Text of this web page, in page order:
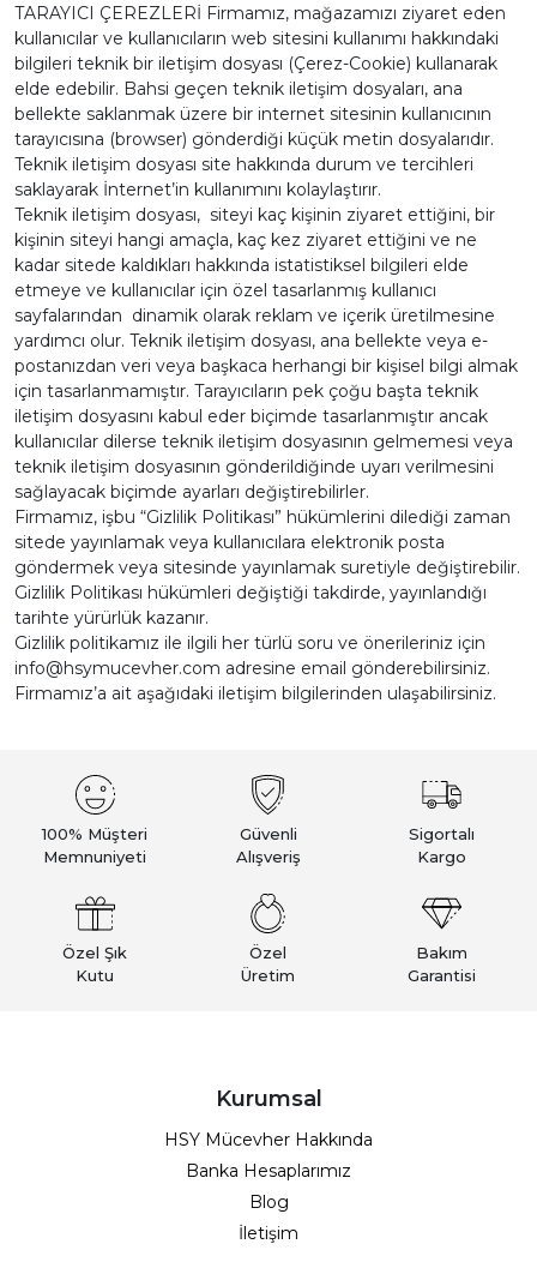
TARAYICI ÇEREZLERİ Firmamız, mağazamızı ziyaret eden
kullanıcılar ve kullanıcıların web sitesini kullanımı hakkındaki
bilgileri teknik bir iletişim dosyası (Çerez-Cookie) kullanarak
elde edebilir. Bahsi geçen teknik iletişim dosyaları, ana
bellekte saklanmak üzere bir internet sitesinin kullanıcının
tarayıcısına (browser) gönderdiği küçük metin dosyalarıdır.
Teknik iletişim dosyası site hakkında durum ve tercihleri
saklayarak İnternet’in kullanımını kolaylaştırır.
Teknik iletişim dosyası, siteyi kaç kişinin ziyaret ettiğini, bir
kişinin siteyi hangi amaçla, kaç kez ziyaret ettiğini ve ne
kadar sitede kaldıkları hakkında istatistiksel bilgileri elde
etmeye ve kullanıcılar için özel tasarlanmış kullanıcı
sayfalarından dinamik olarak reklam ve içerik üretilmesine
yardımcı olur. Teknik iletişim dosyası, ana bellekte veya e-
postanızdan veri veya başkaca herhangi bir kişisel bilgi almak
için tasarlanmamıştır. Tarayıcıların pek çoğu başta teknik
iletişim dosyasını kabul eder biçimde tasarlanmıştır ancak
kullanıcılar dilerse teknik iletişim dosyasının gelmemesi veya
teknik iletişim dosyasının gönderildiğinde uyarı verilmesini
sağlayacak biçimde ayarları değiştirebilirler.
Firmamız, işbu “Gizlilik Politikası” hükümlerini dilediği zaman
sitede yayınlamak veya kullanıcılara elektronik posta
göndermek veya sitesinde yayınlamak suretiyle değiştirebilir.
Gizlilik Politikası hükümleri değiştiği takdirde, yayınlandığı
tarihte yürürlük kazanır.
Gizlilik politikamız ile ilgili her türlü soru ve önerileriniz için
info@hsymucevher.com adresine email gönderebilirsiniz.
Firmamız’a ait aşağıdaki iletişim bilgilerinden ulaşabilirsiniz.
100% Müşteri
Memnuniyeti
Güvenli
Alışveriş
Sigortalı
Kargo
Özel Şık
Kutu
Özel
Üretim
Bakım
Garantisi
Kurumsal
HSY Mücevher Hakkında
Banka Hesaplarımız
Blog
İletişim